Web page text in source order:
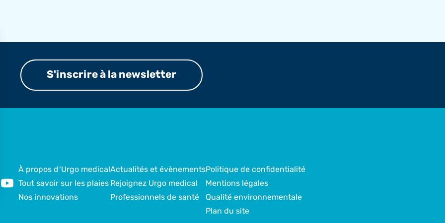
S'inscrire à la newsletter
À propos d’Urgo medical
Tout savoir sur les plaies
Nos innovations
Actualités et évènements
Rejoignez Urgo medical
Professionnels de santé
Politique de confidentialité
Mentions légales
Qualité environnementale
Plan du site